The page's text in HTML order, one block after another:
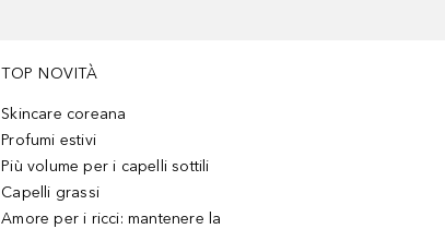
TOP NOVITÀ
Skincare coreana
Profumi estivi
Più volume per i capelli sottili
Capelli grassi
Amore per i ricci: mantenere la